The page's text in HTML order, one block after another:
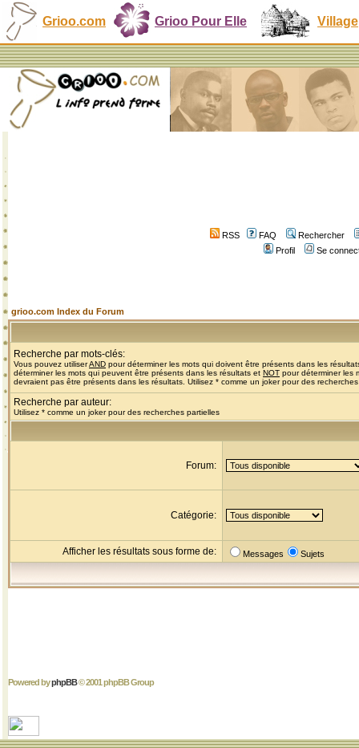
Grioo.com Grioo Pour Elle Village
RSS FAQ
Rechercher
Profil
Se
grioo.com Index du Forum
Recherche par mots-clés:
Vous pouvez utiliserAND pour déterminer les mots qui doivent être présents dans les
déterminer les mots qui peuvent être présents dans les résultats et NOT pour déterminer les
devraient pas être présents dans les résultats. Utilisez * comme un joker pour des
Recherche par auteur:
Utilisez * comme un joker pour des recherches partielles
Forum:
Catégorie:
Afficher les résultats sous forme de: Messages Sujets
Powered byphpBB© 2001 phpBB Group